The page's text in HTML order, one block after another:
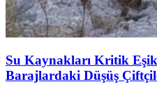
Su Kaynakları Kritik
Barajlardaki Düşüş